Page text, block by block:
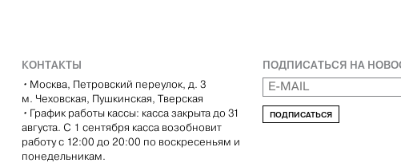
КОНТАКТЫ
• Москва, Петровский переулок, д. 3
м. Чеховская, Пушкинская, Тверская
• График работы кассы: касса закрыта до 31
августа. С 1 сентября касса возобновит
работу с 12:00 до 20:00 по воскресеньям и
понедельникам.
ПОДПИСАТЬСЯ НА
ПОДПИСАТЬСЯ